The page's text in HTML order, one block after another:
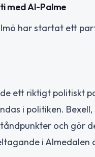
med AI-Palme
har startat ett
ett riktigt
i politiken.
och gör
i